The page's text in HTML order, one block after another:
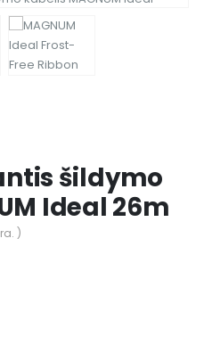
šildymo
Ideal 26m
)